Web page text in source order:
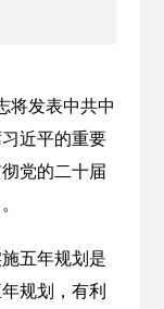
发表中共中
近平的重要
党的二十届
五年规划是
规划，有利